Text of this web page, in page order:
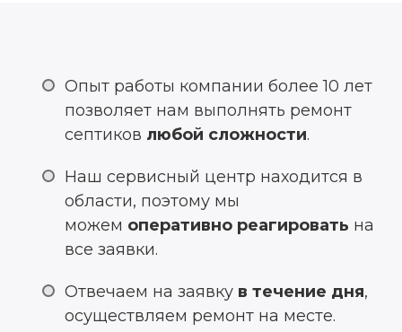
Опыт работы компании более 10 лет
позволяет нам выполнять ремонт
септиков любой сложности.
Наш сервисный центр находится в
области, поэтому мы
можем оперативно реагировать на
все заявки.
Отвечаем на заявку в течение дня,
осуществляем ремонт на месте.